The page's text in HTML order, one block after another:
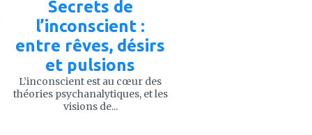
Secrets de
l’inconscient :
entre rêves, désirs
et pulsions
L’inconscient est au cœur des
théories psychanalytiques, et les
visions de...